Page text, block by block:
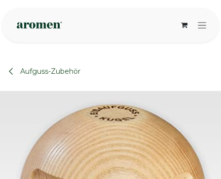
Aufguss-Zubehör